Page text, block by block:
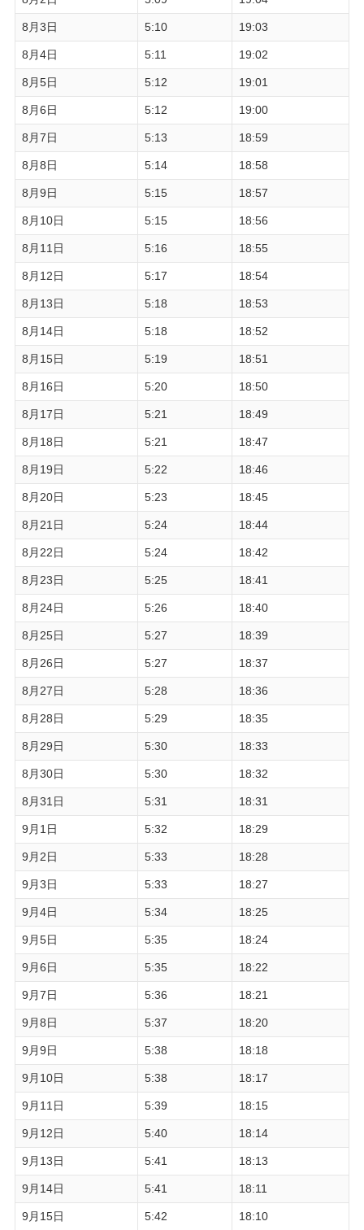
8月3日 5:10 19:03
8月4日 5:11 19:02
8月5日 5:12 19:01
8月6日 5:12 19:00
8月7日 5:13 18:59
8月8日 5:14 18:58
8月9日 5:15 18:57
8月10日 5:15 18:56
8月11日 5:16 18:55
8月12日 5:17 18:54
8月13日 5:18 18:53
8月14日 5:18 18:52
8月15日 5:19 18:51
8月16日 5:20 18:50
8月17日 5:21 18:49
8月18日 5:21 18:47
8月19日 5:22 18:46
8月20日 5:23 18:45
8月21日 5:24 18:44
8月22日 5:24 18:42
8月23日 5:25 18:41
8月24日 5:26 18:40
8月25日 5:27 18:39
8月26日 5:27 18:37
8月27日 5:28 18:36
8月28日 5:29 18:35
8月29日 5:30 18:33
8月30日 5:30 18:32
8月31日 5:31 18:31
9月1日 5:32 18:29
9月2日 5:33 18:28
9月3日 5:33 18:27
9月4日 5:34 18:25
9月5日 5:35 18:24
9月6日 5:35 18:22
9月7日 5:36 18:21
9月8日 5:37 18:20
9月9日 5:38 18:18
9月10日 5:38 18:17
9月11日 5:39 18:15
9月12日 5:40 18:14
9月13日 5:41 18:13
9月14日 5:41 18:11
9月15日 5:42 18:10